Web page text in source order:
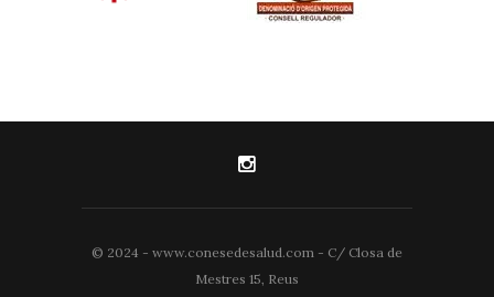
© 2024 - www.conesedesalud.com - C/ Closa de
Mestres 15, Reus